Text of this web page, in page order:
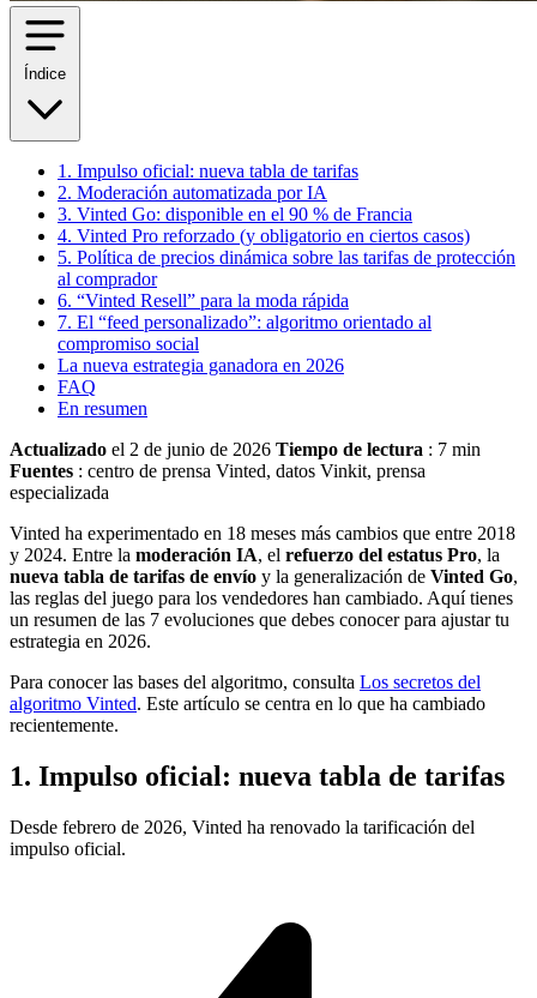
Índice
1. Impulso oficial: nueva tabla de tarifas
2. Moderación automatizada por IA
3. Vinted Go: disponible en el 90 % de Francia
4. Vinted Pro reforzado (y obligatorio en ciertos casos)
5. Política de precios dinámica sobre las tarifas de protección
al comprador
6. “Vinted Resell” para la moda rápida
7. El “feed personalizado”: algoritmo orientado al
compromiso social
La nueva estrategia ganadora en 2026
FAQ
En resumen
Actualizado el 2 de junio de 2026 Tiempo de lectura : 7 min
Fuentes : centro de prensa Vinted, datos Vinkit, prensa
especializada
Vinted ha experimentado en 18 meses más cambios que entre 2018
y 2024. Entre la moderación IA, el refuerzo del estatus Pro, la
nueva tabla de tarifas de envío y la generalización de Vinted Go,
las reglas del juego para los vendedores han cambiado. Aquí tienes
un resumen de las 7 evoluciones que debes conocer para ajustar tu
estrategia en 2026.
Para conocer las bases del algoritmo, consulta Los secretos del
algoritmo Vinted. Este artículo se centra en lo que ha cambiado
recientemente.
1. Impulso oficial: nueva tabla de tarifas
Desde febrero de 2026, Vinted ha renovado la tarificación del
impulso oficial.